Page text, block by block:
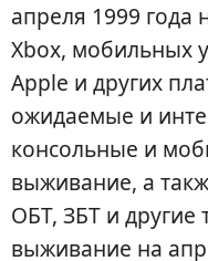
апреля 1999 года
Xbox, мобильных
Apple и других
ожидаемые и
консольные и
выживание, а
ОБТ, ЗБТ и другие
выживание на